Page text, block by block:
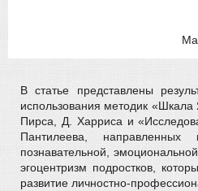
В статье представлены
использования методик
Пирса, Д. Харриса и
Пантилеева,
познавательной,
эгоцентризм подростков,
развитие личностно-